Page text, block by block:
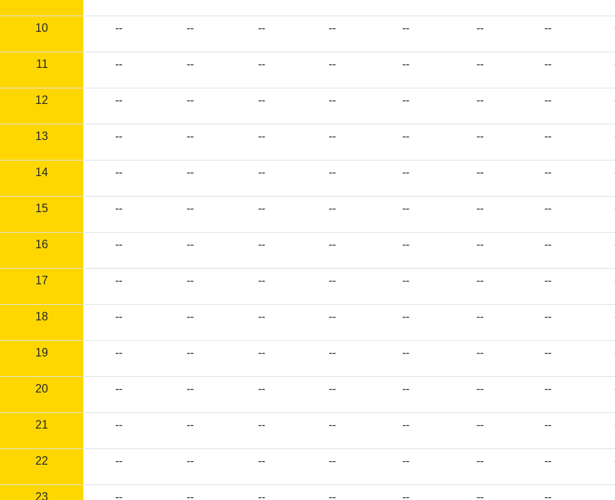
10 -- -- -- -- -- -- --
11 -- -- -- -- -- -- --
12 -- -- -- -- -- -- --
13 -- -- -- -- -- -- --
14 -- -- -- -- -- -- --
15 -- -- -- -- -- -- --
16 -- -- -- -- -- -- --
17 -- -- -- -- -- -- --
18 -- -- -- -- -- -- --
19 -- -- -- -- -- -- --
20 -- -- -- -- -- -- --
21 -- -- -- -- -- -- --
22 -- -- -- -- -- -- --
23 -- -- -- -- -- -- --